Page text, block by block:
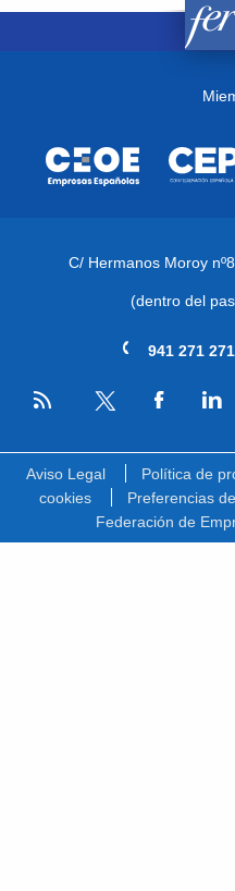
C/ Hermanos Moroy nº8,
(dentro del
941 271 271
RSS
Aviso Legal Política de
cookies
Preferencias
Federación de